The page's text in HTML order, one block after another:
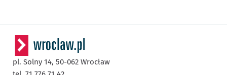
pl. Solny 14, 50-062 Wrocław